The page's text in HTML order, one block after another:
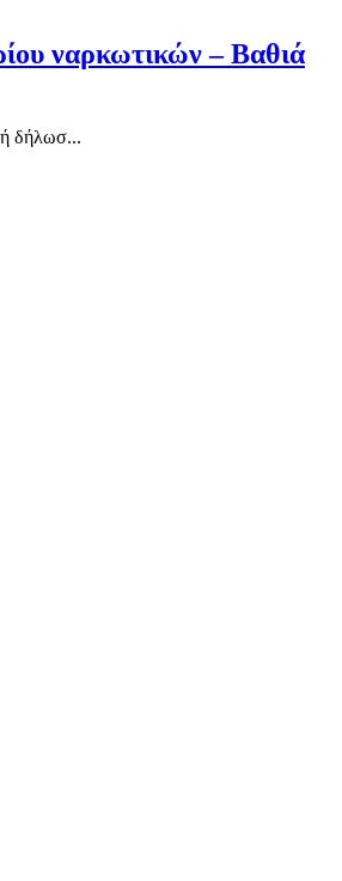
ναρκωτικών – Βαθιά
δήλωσ...